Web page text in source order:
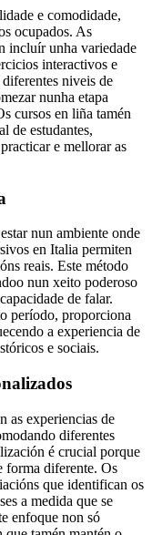
e comodidade,
ocupados. As
incluír unha variedade
interactivos e
niveis de
nunha etapa
cursos en liña tamén
de estudantes,
e mellorar as
nun ambiente onde
en Italia permiten
reais. Este método
nun xeito poderoso
de falar.
período, proporciona
a experiencia de
e sociais.
as experiencias de
diferentes
é crucial porque
forma diferente. Os
que identifican os
a medida que se
enfoque non só